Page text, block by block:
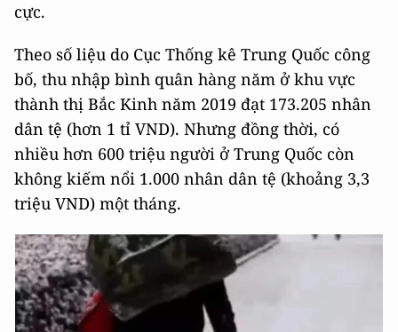
cực.
Theo số liệu do Cục Thống kê Trung Quốc công
bố, thu nhập bình quân hàng năm ở khu vực
thành thị Bắc Kinh năm 2019 đạt 173.205 nhân
dân tệ (hơn 1 tỉ VND). Nhưng đồng thời, có
nhiều hơn 600 triệu người ở Trung Quốc còn
không kiếm nổi 1.000 nhân dân tệ (khoảng 3,3
triệu VND) một tháng.